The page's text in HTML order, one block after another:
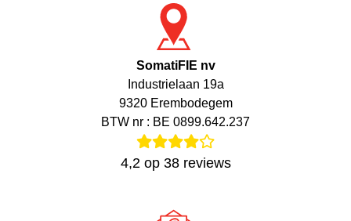
SomatiFIE nv
Industrielaan 19a
9320 Erembodegem
BTW nr : BE 0899.642.237
4,2op 38reviews